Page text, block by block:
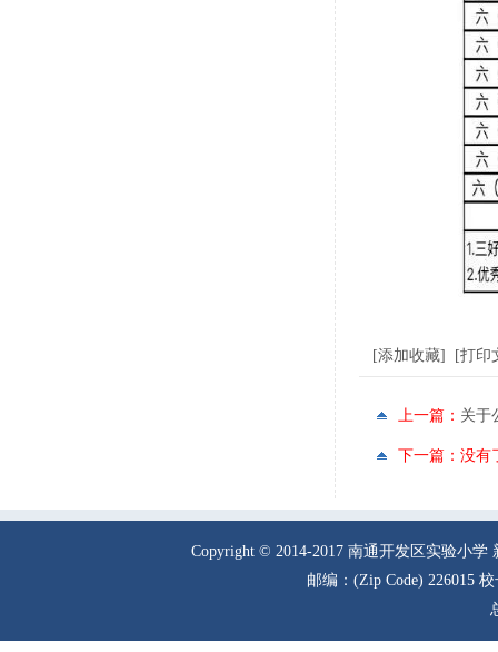
[添加收藏] [打印
上一篇： 关于
下一篇：没有
Copyright © 2014-2017 南通开发区实验小
邮编：(Zip Code) 226015